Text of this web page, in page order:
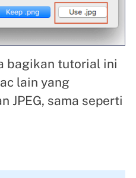
bagikan tutorial ini
lain yang
JPEG, sama seperti